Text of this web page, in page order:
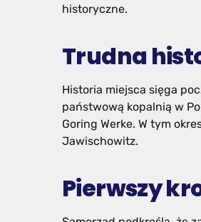
historyczne.
Trudna
Historia miejsca sięga
państwową kopalnią w
Goring Werke. W tym
Jawischowitz.
Pierwszy